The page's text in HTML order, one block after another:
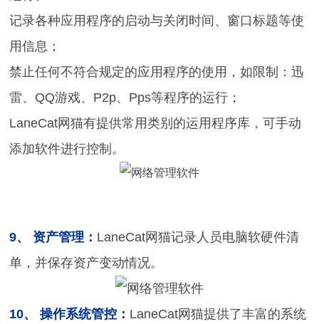
记录各种应用程序的启动与关闭时间、窗口标题等使
用信息；
禁止任何不符合规定的应用程序的使用，如限制：迅
雷、QQ游戏、P2p、Pps等程序的运行；
LaneCat网猫有提供常用类别的运用程序库，可手动
添加软件进行控制。
9、 资产管理： LaneCat网猫记录人员电脑软硬件清
单，并保存资产变动情况。
10、 操作系统管控： LaneCat网猫提供了丰富的系统